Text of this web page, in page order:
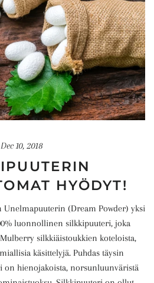
Dec 10, 2018
HYÖDYT!
Unelmapuuterin (Dream Powder) yksi
luonnollinen silkkipuuteri, joka
silkkiäistoukkien koteloista,
käsittelyjä. Puhdas täysin
hienojakoista, norsunluunväristä